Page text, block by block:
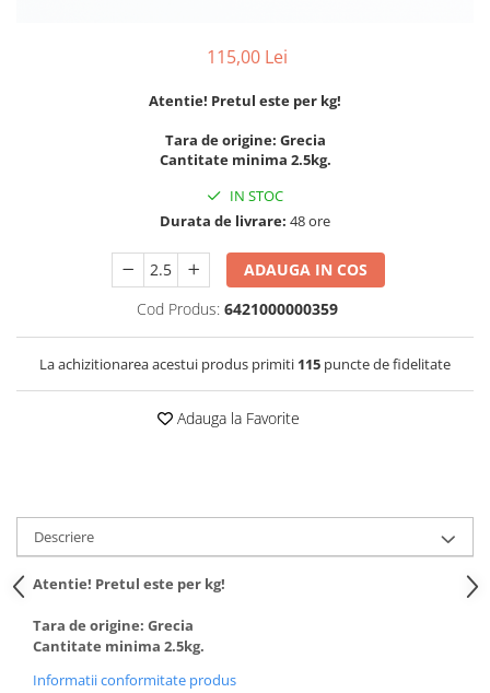
REMEDII NATURISTE
115,00 Lei
Atentie! Pretul este per kg!
Tara de origine: Grecia
Cantitate minima 2.5kg.
IN STOC
Durata de livrare: 48 ore
ADAUGA IN COS
Cod Produs: 6421000000359
La achizitionarea acestui produs primiti 115 puncte de fidelitate
Adauga la Favorite
Descriere
Atentie! Pretul este per kg!
Tara de origine: Grecia
Cantitate minima 2.5kg.
Informatii conformitate produs